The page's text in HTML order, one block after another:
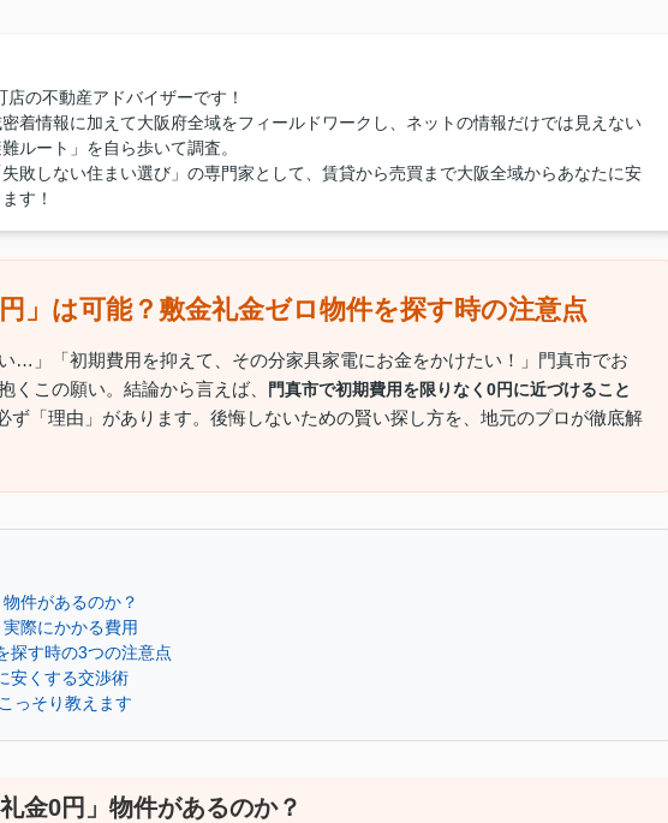
の不動産アドバイザーです！
着情報に加えて大阪府全域をフィールドワークし、ネットの情報だけでは見えない
ルート」を自ら歩いて調査。
敗しない住まい選び」の専門家として、賃貸から売買まで大阪全域からあなたに安
す！
」は可能？敷金礼金ゼロ物件を探す時の注意点
…」「初期費用を抑えて、その分家具家電にお金をかけたい！」門真市でお
くこの願い。結論から言えば、
門真市で初期費用を限りなく0円に近づけること
ず「理由」があります。後悔しないための賢い探し方を、地元のプロが徹底解
件があるのか？
際にかかる費用
探す時の3つの注意点
安くする交渉術
っそり教えます
金0円」物件があるのか？